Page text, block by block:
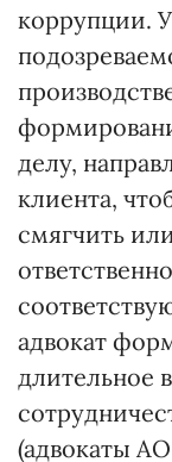
коррупции.
делу,
клиента,
смягчить
адвокат
длительное
(адвокаты